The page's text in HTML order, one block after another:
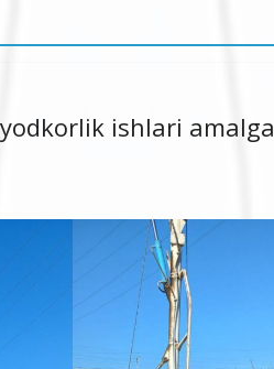
ishlari amalga